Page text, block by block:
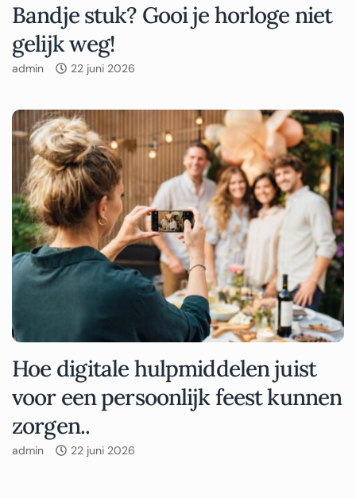
Bandje stuk? Gooi je horloge niet
gelijk weg!
admin 22 juni 2026
Hoe digitale hulpmiddelen juist
voor een persoonlijk feest kunnen
zorgen..
admin 22 juni 2026